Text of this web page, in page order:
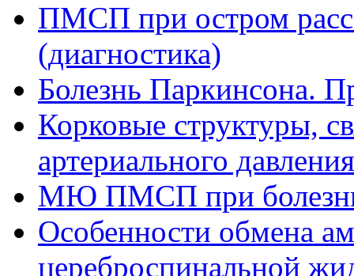
ПМСП при остром
(диагностика)
Болезнь Паркинсона.
Корковые структуры,
артериального давления
МЮ ПМСП при
Особенности обмена
цереброспинальной